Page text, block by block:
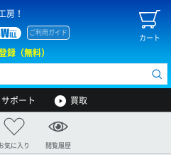
房！
カート
ご利用ガイド
録（無料）
ポート 買取
気に入り 閲覧履歴